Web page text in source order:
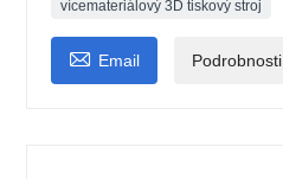
vícemateriálový 3D tiskový stroj
 Email Podrobnosti